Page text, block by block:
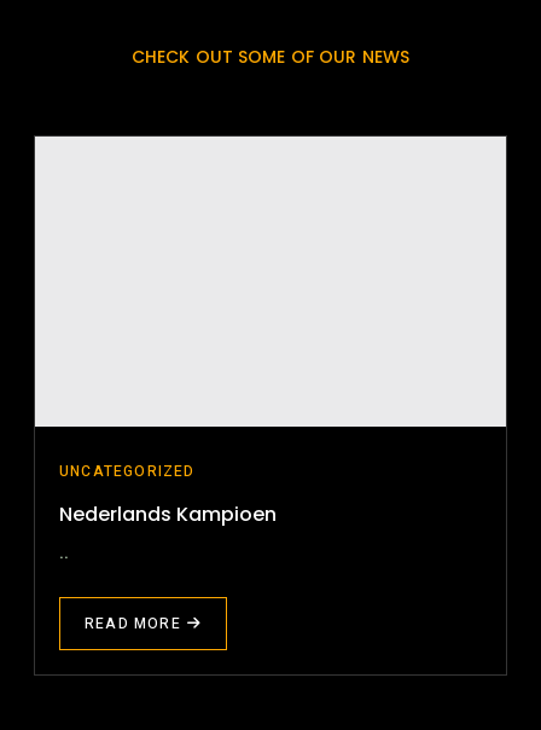
CHECK OUT SOME OF OUR NEWS
UNCATEGORIZED
Nederlands Kampioen
..
READ MORE
ABOUT